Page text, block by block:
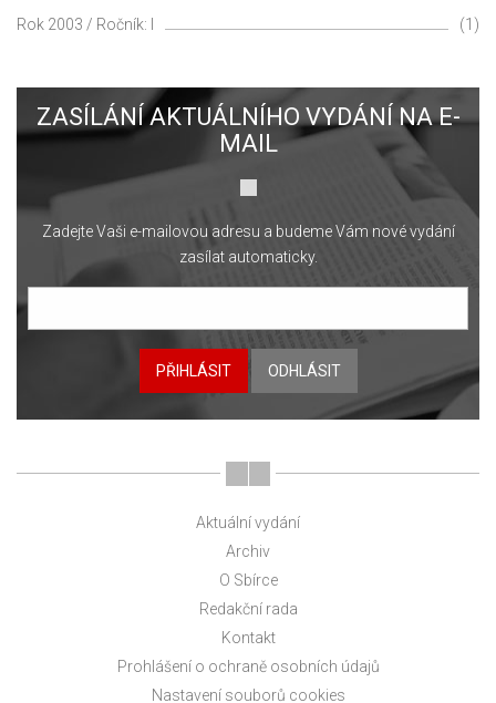
Rok 2003 / Ročník: I (1)
ZASÍLÁNÍ AKTUÁLNÍHO VYDÁNÍ NA E-
MAIL
Zadejte Vaši e-mailovou adresu a budeme Vám nové vydání
zasílat automaticky.
PŘIHLÁSIT ODHLÁSIT
Aktuální vydání
Archiv
O Sbírce
Redakční rada
Kontakt
Prohlášení o ochraně osobních údajů
Nastavení souborů cookies